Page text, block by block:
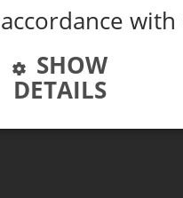
accordance
SHOW
DETAILS